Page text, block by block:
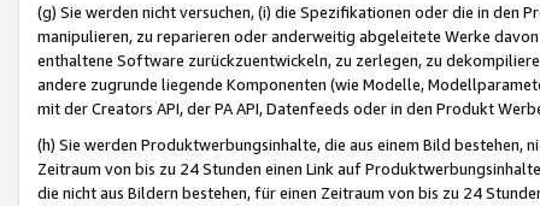
(g) Sie werden nicht versuchen, (i) die Spezifikationen oder die in
manipulieren, zu reparieren oder anderweitig abgeleitete Werke
enthaltene Software zurückzuentwickeln, zu zerlegen, zu
andere zugrunde liegende Komponenten (wie Modelle,
mit der Creators API, der PA API, Datenfeeds oder in den Produkt
(h) Sie werden Produktwerbungsinhalte, die aus einem Bild bestehen,
Zeitraum von bis zu 24 Stunden einen Link auf
die nicht aus Bildern bestehen, für einen Zeitraum von bis zu 24